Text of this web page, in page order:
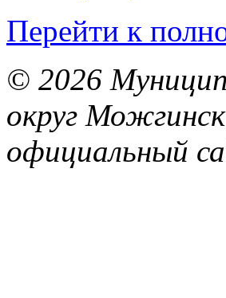
Перейти к
© 2026
округ
официальный